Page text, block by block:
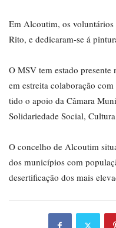
Em Alcoutim, os
Rito, e dedicaram-se á
O MSV tem estado
em estreita colaboração
tido o apoio da Câmara
Solidariedade Social,
O concelho de Alcoutim
dos municípios com
desertificação dos mais